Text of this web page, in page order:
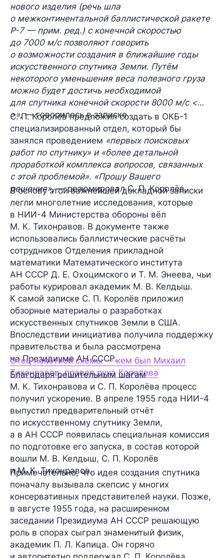
нового изделия (речь шла
о межконтинентальной баллистической ракете
Р-7 — прим. ред.) с конечной скоростью
до 7000 м/с позволяют говорить
о возможности создания в ближайшие годы
искусственного спутника Земли. Путём
некоторого уменьшения веса полезного груза
можно будет достичь необходимой
для спутника конечной скорости 8000 м/с <…
>»,— говорилось в записке.
С. П. Королёв предложил создать в ОКБ-1
специализированный отдел, который бы
занялся проведением «первых поисковых
работ по спутнику» и «более детальной
проработкой комплекса вопросов, связанных
с этой проблемой». «Прошу Вашего
решения»,— резюмировал С. П. Королёв.
В основу этой важнейшей докладной записки
легли многолетние исследования, которые
в НИИ-4 Министерства обороны вёл
М. К. Тихонравов. В документе также
использовались баллистические расчёты
сотрудников Отделения прикладной
математики Математического института
АН СССР Д. Е. Охоцимского и Т. М. Энеева, чьи
работы курировал академик М. В. Келдыш.
К самой записке С. П. Королёв приложил
обзорные материалы о разработках
искусственных спутников Земли в США.
Впоследствии инициатива получила поддержку
правительства и была рассмотрена
на Президиуме АН СССР.
Отец пакетной схемы — кем был Михаил
Тихонравов, правая рука Королева
Благодаря решительным шагам
М. К. Тихонравова и С. П. Королёва процесс
получил ускорение. В апреле 1955 года НИИ-4
выпустил предварительный отчёт
по искусственному спутнику Земли,
а в АН СССР появилась специальная комиссия
по подготовке его запуска, в состав которой
вошли М. В. Келдыш, С. П. Королёв
и М. К. Тихонравов.
Примечательно, что идея создания спутника
поначалу вызывала скепсис у многих
консервативных представителей науки. Позже,
в августе 1955 года, на расширенном
заседании Президиума АН СССР решающую
роль в спорах сыграл знаменитый физик,
академик П. Л. Капица. Он горячо